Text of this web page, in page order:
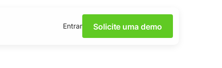
Entrar Solicite uma demo